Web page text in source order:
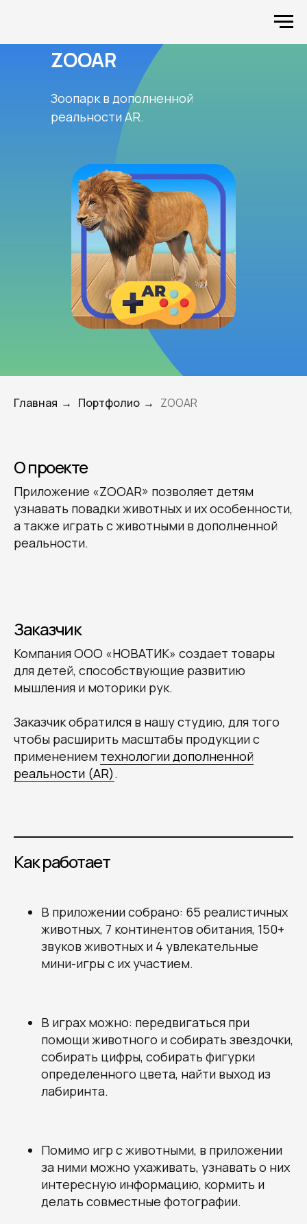
ZOOAR
Зоопарк в дополненной
реальности AR.
Главная → Портфолио → ZOOAR
О проекте
Приложение «ZOOAR» позволяет детям
узнавать повадки животных и их особенности,
а также играть с животными в дополненной
реальности.
Заказчик
Компания ООО «НОВАТИК» создает товары
для детей, способствующие развитию
мышления и моторики рук.
Заказчик обратился в нашу студию, для того
чтобы расширить масштабы продукции с
применением технологии дополненной
реальности (AR).
Как работает
В приложении собрано: 65 реалистичных
животных, 7 континентов обитания, 150+
звуков животных и 4 увлекательные
мини-игры с их участием.
В играх можно: передвигаться при
помощи животного и собирать звездочки,
собирать цифры, собирать фигурки
определенного цвета, найти выход из
лабиринта.
Помимо игр с животными, в приложении
за ними можно ухаживать, узнавать о них
интересную информацию, кормить и
делать совместные фотографии.